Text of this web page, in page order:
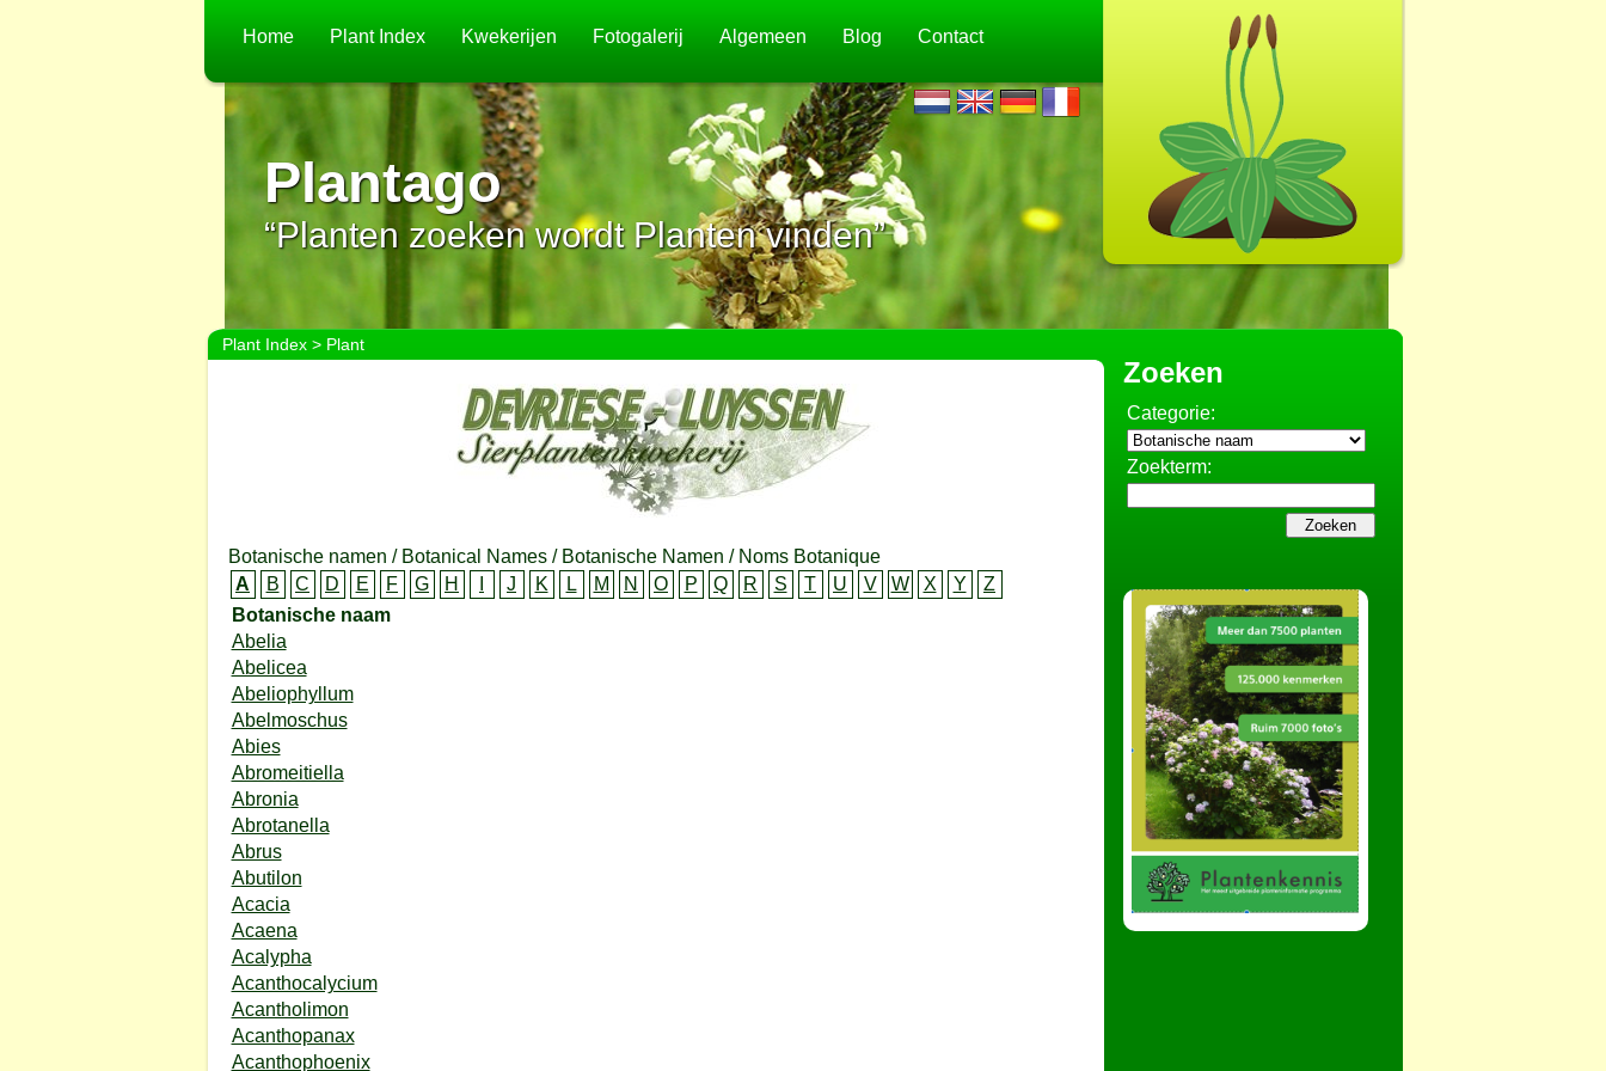
Home Plant Index Kwekerijen Fotogalerij Algemeen Blog Contact
Plantago
“Planten zoeken wordt Planten vinden”
Plant Index> Plant
Botanische namen / Botanical Names / Botanische Namen / Noms Botanique
A
B C D E F G H J K L M N O P Q R S T U V W X Y
Z
Botanische naam
Abelia
Abelicea
Abeliophyllum
Abelmoschus
Abies
Abromeitiella
Abronia
Abrotanella
Abrus
Abutilon
Acacia
Acaena
Acalypha
Acanthocalycium
Acantholimon
Acanthopanax
Acanthophoenix
Zoeken
Categorie:
Zoekterm: